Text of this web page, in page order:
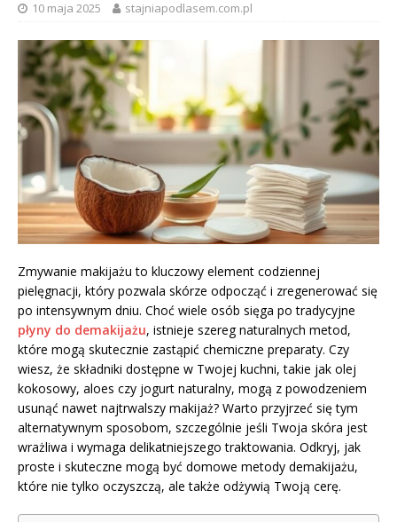
10 maja 2025 stajniapodlasem.com.pl
Zmywanie makijażu to kluczowy element codziennej
pielęgnacji, który pozwala skórze odpocząć i zregenerować się
po intensywnym dniu. Choć wiele osób sięga po tradycyjne
płyny do demakijażu, istnieje szereg naturalnych metod,
które mogą skutecznie zastąpić chemiczne preparaty. Czy
wiesz, że składniki dostępne w Twojej kuchni, takie jak olej
kokosowy, aloes czy jogurt naturalny, mogą z powodzeniem
usunąć nawet najtrwalszy makijaż? Warto przyjrzeć się tym
alternatywnym sposobom, szczególnie jeśli Twoja skóra jest
wrażliwa i wymaga delikatniejszego traktowania. Odkryj, jak
proste i skuteczne mogą być domowe metody demakijażu,
które nie tylko oczyszczą, ale także odżywią Twoją cerę.